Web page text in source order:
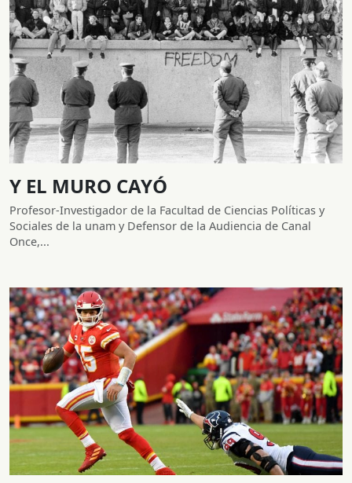
Y EL MURO CAYÓ
Profesor-Investigador de la Facultad de Ciencias Políticas y
Sociales de la unam y Defensor de la Audiencia de Canal
Once,...